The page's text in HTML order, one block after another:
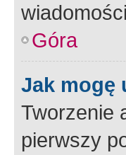
Góra
Jak mogę
Tworzenie
pierwszy